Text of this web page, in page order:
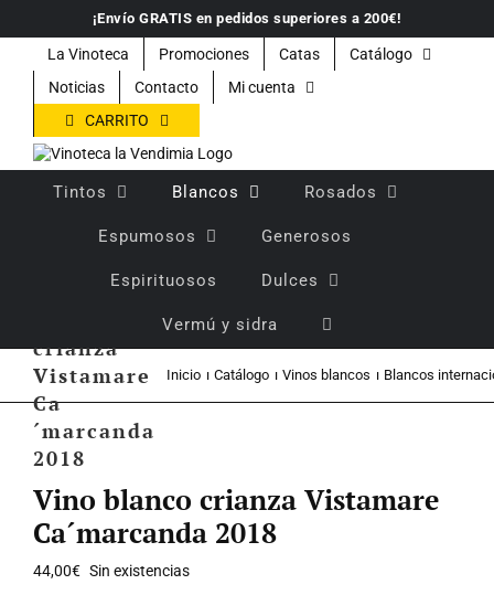
contenido
¡Envío GRATIS en pedidos superiores a 200€!
La Vinoteca Promociones Catas
Catálogo
Noticias
Contacto
Mi cuenta
CARRITO
Tintos Blancos Rosados
Espumosos Generosos
Espirituosos Dulces
Vermú y sidra
crianza
Vistamare
Ca
´marcanda
2018
Inicio Catálogo Vinos blancos Blancos
Vino blanco crianza Vistamare
Ca´marcanda 2018
44,00€ Sin existencias